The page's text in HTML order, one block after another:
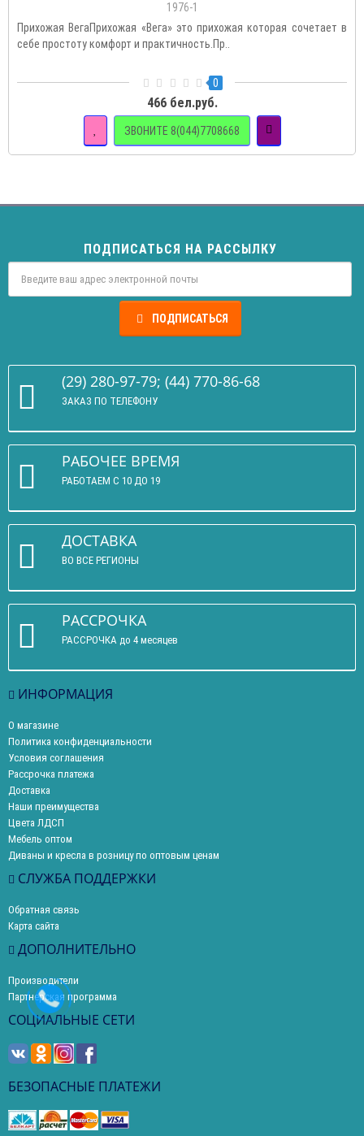
1976-1
Прихожая ВегаПрихожая «Вега» это прихожая которая сочетает в
себе простоту комфорт и практичность.Пр..
0
466 бел.руб.
ЗВОНИТЕ 8(044)7708668
ПОДПИСАТЬСЯ НА РАССЫЛКУ
ПОДПИСАТЬСЯ
(29) 280-97-79; (44) 770-86-68
ЗАКАЗ ПО ТЕЛЕФОНУ
РАБОЧЕЕ ВРЕМЯ
РАБОТАЕМ С 10 ДО 19
ДОСТАВКА
ВО ВСЕ РЕГИОНЫ
РАССРОЧКА
РАССРОЧКА до 4 месяцев
ИНФОРМАЦИЯ
О магазине
Политика конфиденциальности
Условия соглашения
Рассрочка платежа
Доставка
Наши преимущества
Цвета ЛДСП
Мебель оптом
Диваны и кресла в розницу по оптовым ценам
СЛУЖБА ПОДДЕРЖКИ
Обратная связь
Карта сайта
ДОПОЛНИТЕЛЬНО
Производители
Партнерская программа
СОЦИАЛЬНЫЕ СЕТИ
БЕЗОПАСНЫЕ ПЛАТЕЖИ